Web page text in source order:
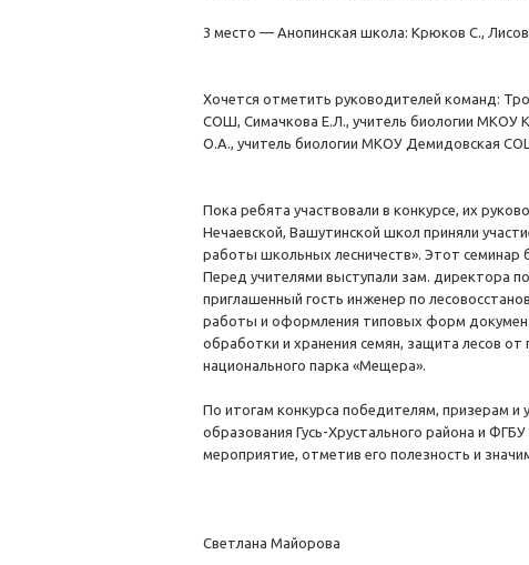
3 место — Анопинская школа: Крюков С.,
Хочется отметить руководителей команд:
СОШ, Симачкова Е.Л., учитель биологии МКОУ
О.А., учитель биологии МКОУ Демидовская
Пока ребята участвовали в конкурсе, их
Нечаевской, Вашутинской школ приняли
работы школьных лесничеств». Этот семинар
Перед учителями выступали зам. директора
приглашенный гость инженер по
работы и оформления типовых форм
обработки и хранения семян, защита лесов
национального парка «Мещера».
По итогам конкурса победителям, призерам
образования Гусь-Хрустального района и
мероприятие, отметив его полезность и
Светлана Майорова